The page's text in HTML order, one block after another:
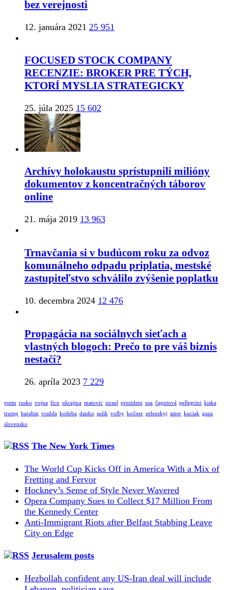
bez verejnosti
12. januára 2021 25 951
FOCUSED STOCK COMPANY
RECENZIE: BROKER PRE TÝCH,
KTORÍ MYSLIA STRATEGICKY
25. júla 2025 15 602
Archívy holokaustu sprístupnili milióny
dokumentov z koncentračných táborov
online
21. mája 2019 13 963
Trnavčania si v budúcom roku za odvoz
komunálneho odpadu priplatia, mestské
zastupiteľstvo schválilo zvýšenie poplatku
10. decembra 2024 12 476
Propagácia na sociálnych sieťach a
vlastných blogoch: Prečo to pre váš biznis
nestačí?
26. apríla 2023 7 229
putin rusko vojna fico ukrajina matovic izrael prezident usa čaputová pellegrini kiska
trump harabin vražda kotleba danko sulik volby kočner zelenskyj smer kuciak gaza
slovensko
The New York Times
The World Cup Kicks Off in America With a Mix of
Fretting and Fervor
Hockney’s Sense of Style Never Wavered
Opera Company Sues to Collect $17 Million From
the Kennedy Center
Anti-Immigrant Riots after Belfast Stabbing Leave
City on Edge
Jerusalem posts
Hezbollah confident any US-Iran deal will include